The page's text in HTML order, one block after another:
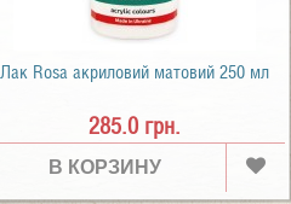
Лак Rosa акриловий матовий 250 мл
285.0 грн.
В КОРЗИНУ